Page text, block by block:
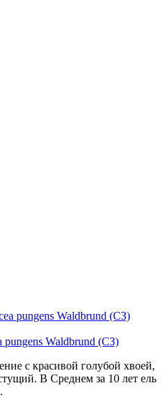
pungens Waldbrund (СЗ)
с красивой голубой хвоей,
В Среднем за 10 лет ель